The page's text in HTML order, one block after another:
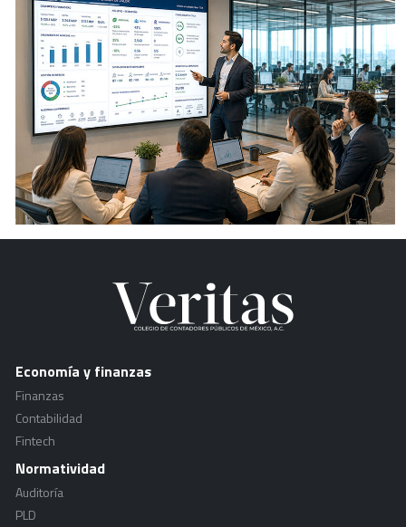
Economía y finanzas
Finanzas
Contabilidad
Fintech
Normatividad
Auditoría
PLD